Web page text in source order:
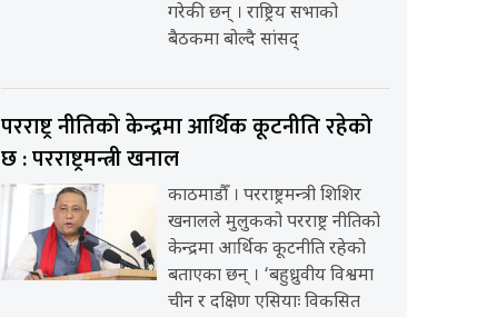
गरेकी छन् । राष्ट्रिय सभाको
बैठकमा बोल्दै सांसद्
परराष्ट्र नीतिको केन्द्रमा आर्थिक कूटनीति रहेको
छ : परराष्ट्रमन्त्री खनाल
काठमाडौँ । परराष्ट्रमन्त्री शिशिर
खनालले मुलुकको परराष्ट्र नीतिको
केन्द्रमा आर्थिक कूटनीति रहेको
बताएका छन् । ‘बहुध्रुवीय विश्वमा
चीन र दक्षिण एसियाः विकसित